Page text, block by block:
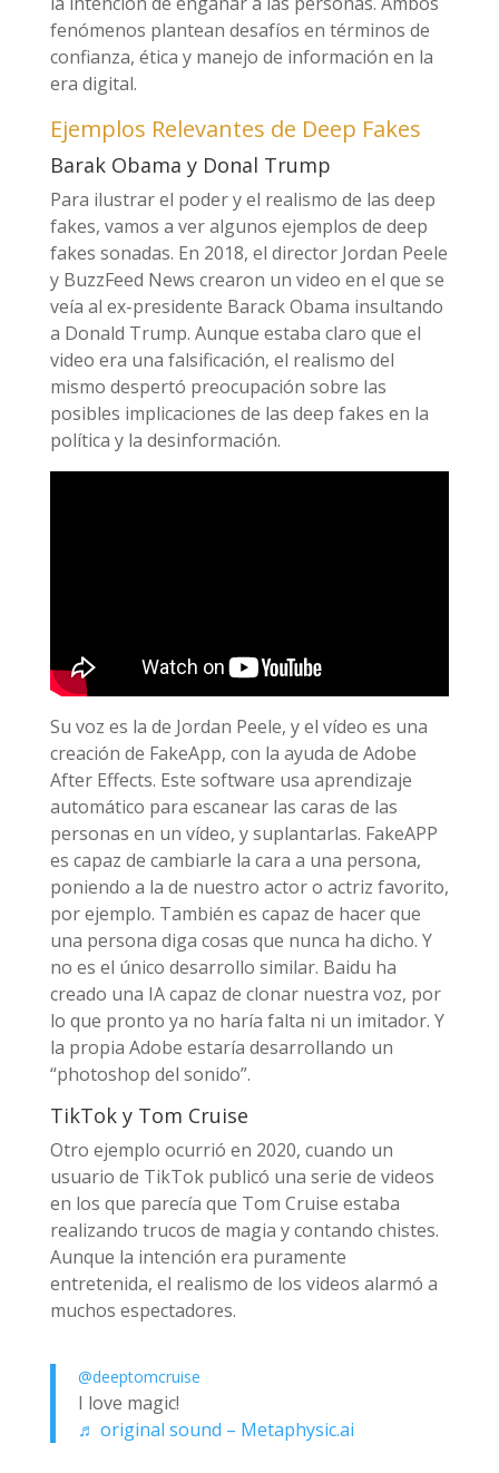
fenómenos plantean desafíos en términos de
confianza, ética y manejo de información en la
era digital.
Ejemplos Relevantes de Deep Fakes
Barak Obama y Donal Trump
Para ilustrar el poder y el realismo de las deep
fakes, vamos a ver algunos ejemplos de deep
fakes sonadas. En 2018, el director Jordan Peele
y BuzzFeed News crearon un video en el que se
veía al ex-presidente Barack Obama insultando
a Donald Trump. Aunque estaba claro que el
video era una falsificación, el realismo del
mismo despertó preocupación sobre las
posibles implicaciones de las deep fakes en la
política y la desinformación.
Su voz es la de Jordan Peele, y el vídeo es una
creación de FakeApp, con la ayuda de Adobe
After Effects. Este software usa aprendizaje
automático para escanear las caras de las
personas en un vídeo, y suplantarlas. FakeAPP
es capaz de cambiarle la cara a una persona,
poniendo a la de nuestro actor o actriz favorito,
por ejemplo. También es capaz de hacer que
una persona diga cosas que nunca ha dicho. Y
no es el único desarrollo similar. Baidu ha
creado una IA capaz de clonar nuestra voz, por
lo que pronto ya no haría falta ni un imitador. Y
la propia Adobe estaría desarrollando un
“photoshop del sonido”.
TikTok y Tom Cruise
Otro ejemplo ocurrió en 2020, cuando un
usuario de TikTok publicó una serie de videos
en los que parecía que Tom Cruise estaba
realizando trucos de magia y contando chistes.
Aunque la intención era puramente
entretenida, el realismo de los videos alarmó a
muchos espectadores.
@deeptomcruise
I love magic!
♬ original sound – Metaphysic.ai